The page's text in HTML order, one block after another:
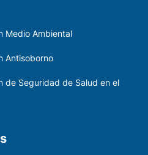
Medio Ambiental
Antisoborno
de Seguridad de Salud en el